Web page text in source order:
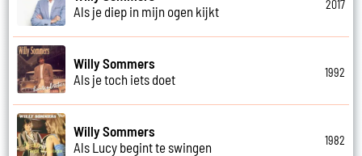
Als je diep in mijn ogen kijkt
2017
Willy Sommers
Als je toch iets doet
1992
Willy Sommers
Als Lucy begint te swingen
1982